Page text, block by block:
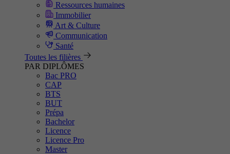
Ressources humaines
Immobilier
Art & Culture
Communication
Santé
Toutes les filières
PAR DIPLÔMES
Bac PRO
CAP
BTS
BUT
Prépa
Bachelor
Licence
Licence Pro
Master